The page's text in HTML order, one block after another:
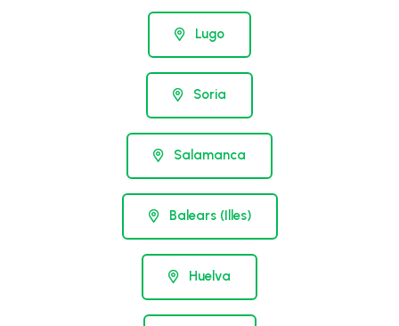
Lugo
Soria
Salamanca
Balears (Illes)
Huelva